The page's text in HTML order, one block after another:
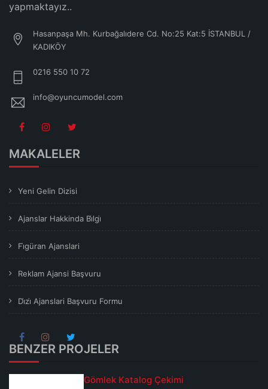
yapmaktayız..
Hasanpaşa Mh. Kurbağalıdere Cd. No:25 Kat:5 İSTANBUL /
KADIKÖY
0216 550 10 72
info@oyuncumodel.com
MAKALELER
Yeni Gelin Dizisi
Ajanslar Hakkinda Bi̇lgi̇
Fi̇güran Ajanslari
Reklam Ajansi Başvuru
Di̇zi̇ Ajanslari Başvuru Formu
BENZER PROJELER
Gömlek Katalog Çekimi